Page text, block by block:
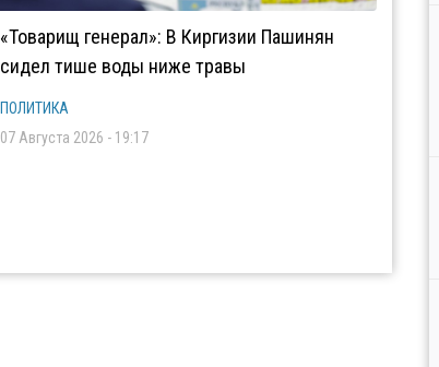
«Товарищ генерал»: В Киргизии Пашинян
сидел тише воды ниже травы
ПОЛИТИКА
07 Августа 2026 - 19:17